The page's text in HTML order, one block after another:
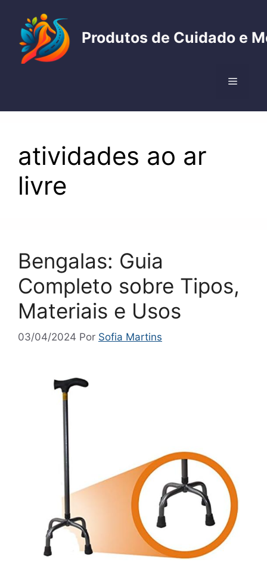
conteúdo
Produtos de Cuidado e
Menu
atividades ao ar
livre
Bengalas: Guia
Completo sobre Tipos,
Materiais e Usos
03/04/2024 Por Sofia Martins